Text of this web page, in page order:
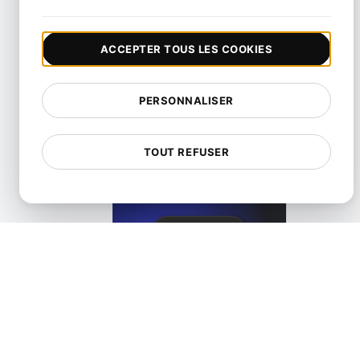
View details
TOUT REFUSER
PERSONNALISER
ACCEPTER TOUS LES COOKIES